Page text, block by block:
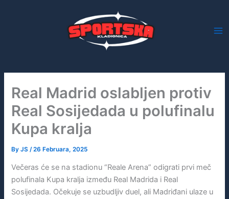
Real Madrid oslabljen protiv
Real Sosijedada u polufinalu
Kupa kralja
ByJS /26 Februara, 2025
Večeras će se na stadionu “Reale Arena” odigrati prvi meč
polufinala Kupa kralja između Real Madrida i Real
Sosijedada. Očekuje se uzbudljiv duel, ali Madriđani ulaze u